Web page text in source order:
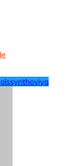
synthoviya